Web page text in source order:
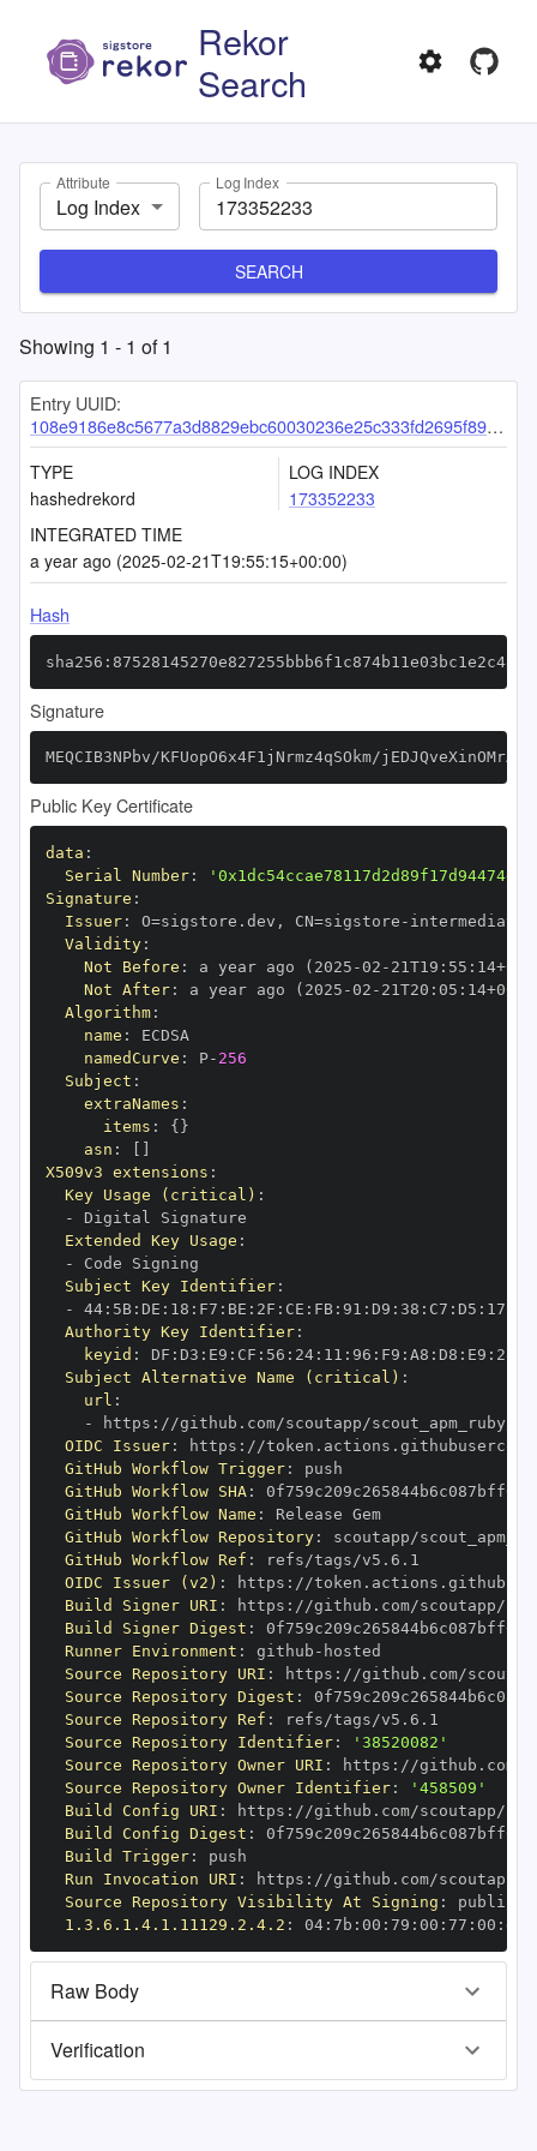
Rekor
Search
Attribute
Log Index
Log Index
SEARCH
Showing 1 - 1 of1
Entry UUID:
108e9186e8c5677a3d8829ebc60030236e25c333fd2695f89b089c81b7db9c32893c77d49c81bec2
TYPE
hashedrekord
LOG INDEX
173352233
INTEGRATED TIME
a year ago (2025-02-21T19:55:15+00:00)
Hash
Signature
MEQCIB3NPbv/KFUopO6x4F1jNrmz4qSOkm/
Public Key Certificate
data :
Serial Number:
Signature :
Issuer: O=sigstore.dev , CN=sigstore -
Validity:
Not Before : a year ago (2025 -02 - 21T19 : 55 : 14+00
Not After: a year ago (2025 -02 - 21T20 : 05 : 14+00
Algorithm:
name :
namedCurve : P- 256
Subject :
extraNames :
items : { }
asn :
X509v3 extensions :
Key Usage (critical) :
-
Extended Key Usage :
-
Subject Key Identifier:
-
44: 5B: DE : 18 : F7 : BE : 2F : CE : FB: 91 : D9 : 38 : C7 : D5 : 17
Authority Key Identifier:
keyid : DF : D3 : E9 : CF : 56 : 24: 11 : 96 : F9 : A8 : D8 : E9 : 28
Subject Alternative Name (critical) :
url :
-
https :
OIDC Issuer: https :
GitHub Workflow Trigger:
GitHub Workflow SHA:
GitHub Workflow Name :
Release Gem
GitHub Workflow Repository:
GitHub Workflow Ref :
OIDC Issuer (v2) : https :
Build Signer URI : https :
Build Signer Digest :
Runner Environment : github -
Source Repository URI : https :
Source Repository Digest :
Source Repository Ref :
Source Repository Identifier:
'38520082'
Source Repository Owner URI : https :
Source Repository Owner Identifier:
'458509'
Build Config URI : https :
Build Config Digest :
Build Trigger:
Run Invocation URI : https :
Source Repository Visibility At Signing :
1.3.6.1.4.1.11129.2.4.2 : 04: 7b : 00 : 79 : 00 : 77 : 00 : dd
Raw Body
Verification